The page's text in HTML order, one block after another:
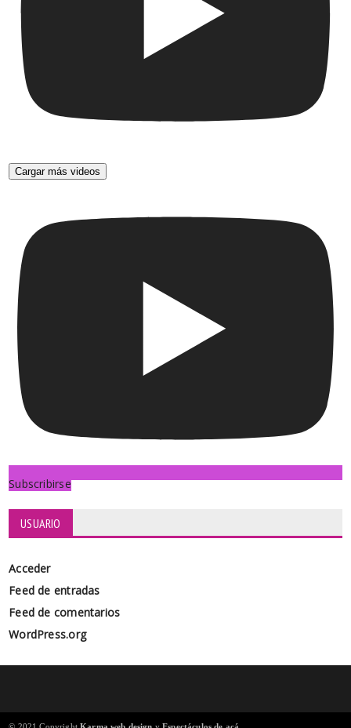
Cargar más videos
Subscribirse
USUARIO
Acceder
Feed de entradas
Feed de comentarios
WordPress.org